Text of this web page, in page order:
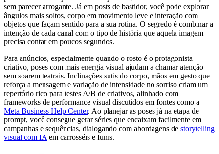
sem parecer arrogante. Já em posts de bastidor, você pode explorar
ângulos mais soltos, corpo em movimento leve e interação com
objetos que façam sentido para a sua rotina. O segredo é combinar a
intenção de cada canal com o tipo de história que aquela imagem
precisa contar em poucos segundos.
Para anúncios, especialmente quando o rosto é o protagonista
criativo, poses com mais energia visual ajudam a chamar atenção
sem soarem teatrais. Inclinações sutis do corpo, mãos em gesto que
reforça a mensagem e variação de intensidade no sorriso criam um
repertório rico para testes A/B de criativos, alinhado com
frameworks de performance visual discutidos em fontes como a
Meta Business Help Center. Ao planejar as poses já na etapa de
prompt, você consegue gerar séries que encaixam facilmente em
campanhas e sequências, dialogando com abordagens de storytelling
visual com IA em carrosséis e funis.